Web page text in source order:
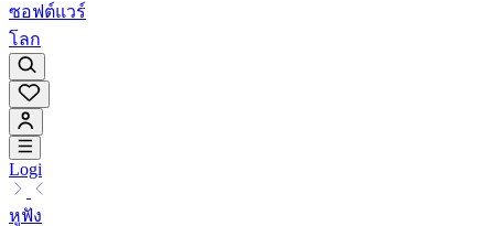
ซอฟต์แวร์
โลก
Logi
หูฟัง